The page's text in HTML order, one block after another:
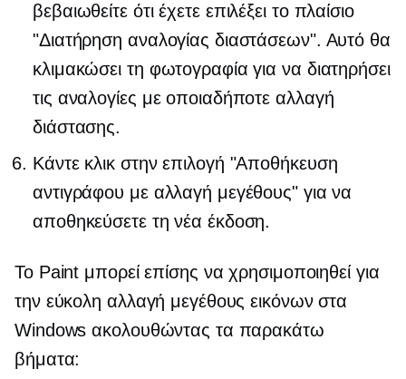
βεβαιωθείτε ότι έχετε επιλέξει το πλαίσιο
"Διατήρηση αναλογίας διαστάσεων". Αυτό θα
κλιμακώσει τη φωτογραφία για να διατηρήσει
τις αναλογίες με οποιαδήποτε αλλαγή
διάστασης.
Κάντε κλικ στην επιλογή "Αποθήκευση
αντιγράφου με αλλαγή μεγέθους" για να
αποθηκεύσετε τη νέα έκδοση.
Το Paint μπορεί επίσης να χρησιμοποιηθεί για
την εύκολη αλλαγή μεγέθους εικόνων στα
Windows ακολουθώντας τα παρακάτω
βήματα: